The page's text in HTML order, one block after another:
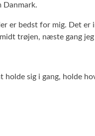
Danmark.
er bedst for mig. Det
trøjen, næste gang
holde sig i gang,